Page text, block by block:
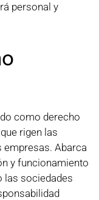
personal y
como derecho
rigen las
Abarca
y funcionamiento
las sociedades